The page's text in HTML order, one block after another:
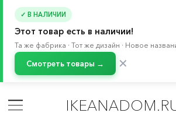
✓ В НАЛИЧИИ
Этот товар есть в наличии!
Та же фабрика · Тот же дизайн · Новое
Смотреть товары → ✕
Контейнеры для мусора и сумки /
Мусорные ведра с педалью и корзины